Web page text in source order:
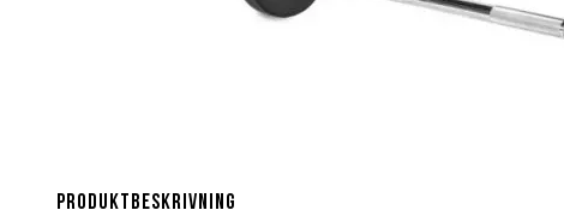
början
Produktbeskrivning